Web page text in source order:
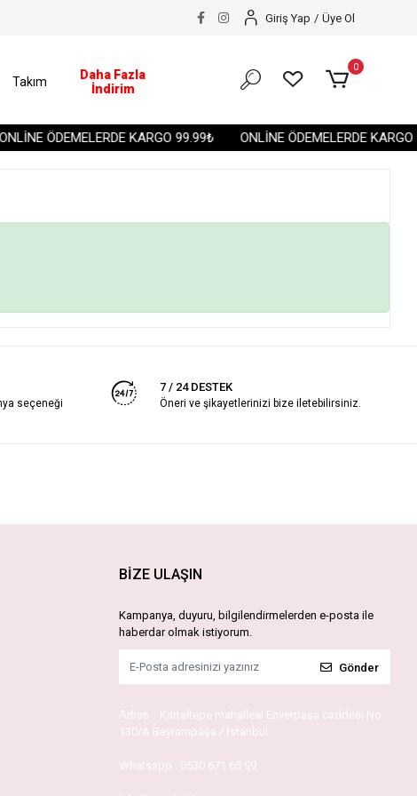
ONLİNE ÖDEMELERDE KARGO 99.99₺ ONLİNE ÖDEMELERDE KARGO
Giriş Yap / Üye Ol
Takım
Daha Fazla
İndirim
0
seçeneği
7 / 24 DESTEK
Öneri ve şikayetlerinizi bize iletebilirsiniz.
BİZE ULAŞIN
Kampanya, duyuru, bilgilendirmelerden e-posta ile
haberdar olmak istiyorum.
Gönder
Adres : Kartaltepe mahallesi Enverpaşa caddesi No
130/A Bayrampaşa / İstanbul
Whatsapp : 0530 671 65 99